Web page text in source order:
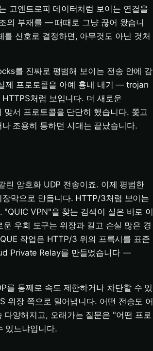
고엔트로피 데이터처럼 보이는 연결을
의 부재를 — 때때로 그냥 끊어 왔습니
신호로 결정하면, 아무것도 아닌 것처
를 진짜로 평범해 보이는 전송 안에 감
제 프로토콜을 아예 흉내 내기 — trojan
처럼 보입니다. 더 새로운
서 프로토콜을 단단히 했습니다. 쫓고
조용히 통하던 시대는 끝났습니다.
린 암호화 UDP 전송이죠. 이제 평범한
막으로 만듭니다. HTTP/3처럼 보이는
VPN"을 찾는 검색이 실은 바로 이
우회 도구는 위장과 길고 손실 많은 경
작업은 HTTP/3 위의 프록시를 표준
Private Relay를 만들었습니다 —
를 통째로 속도 제한하거나 차단할 수 있
위장 쪽으로 밀어냅니다. 어떤 전송도 어
양해지고, 오래가는 질문은 "어떤 프로
있느냐입니다.